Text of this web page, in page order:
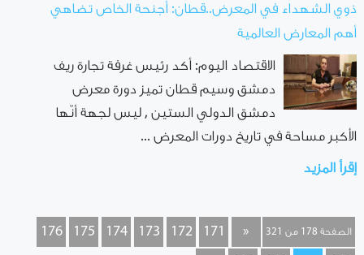
ذوي الشهداء في المعرض..قطان: أجنحة الخاص تضاهي
أهم المعارض العالمية
الاقتصاد اليوم: أكد رئيس غرفة تجارة ريف
دمشق وسيم قطان تميز دورة معرض
دمشق الدولي الستين , ليس لجهة أنّها
الأكبر مساحة في تاريخ دورات المعرض ...
إقرأ المزيد
الصفحة 178 من 321 «
171
172
173
174
175
176